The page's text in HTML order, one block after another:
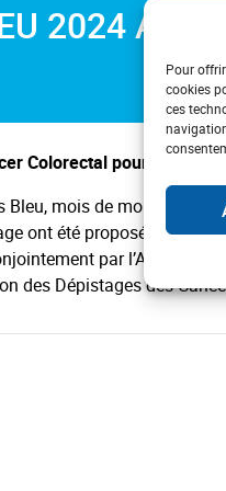
Pour
cookies
ces
2024 AVEC
Colorectal pour les
Bleu, mois de
ont été proposés aux
par l’ADPS et
des Dépistages des